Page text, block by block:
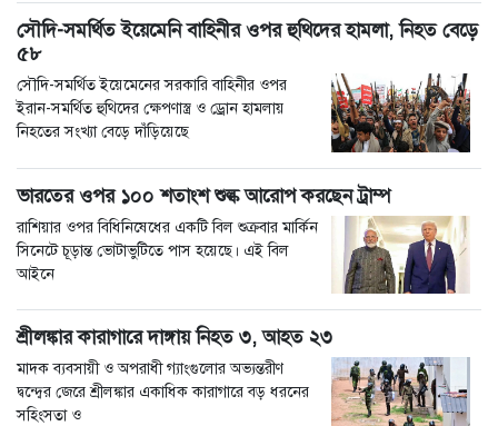
সৌদি-সমর্থিত ইয়েমেনি বাহিনীর ওপর হুথিদের হামলা, নিহত বেড়ে
৫৮
সৌদি-সমর্থিত ইয়েমেনের সরকারি বাহিনীর ওপর
ইরান-সমর্থিত হুথিদের ক্ষেপণাস্ত্র ও ড্রোন হামলায়
নিহতের সংখ্যা বেড়ে দাঁড়িয়েছে
ভারতের ওপর ১০০ শতাংশ শুল্ক আরোপ করছেন ট্রাম্প
রাশিয়ার ওপর বিধিনিষেধের একটি বিল শুক্রবার মার্কিন
সিনেটে চূড়ান্ত ভোটাভুটিতে পাস হয়েছে। এই বিল
আইনে
শ্রীলঙ্কার কারাগারে দাঙ্গায় নিহত ৩, আহত ২৩
মাদক ব্যবসায়ী ও অপরাধী গ্যাংগুলোর অভ্যন্তরীণ
দ্বন্দ্বের জেরে শ্রীলঙ্কার একাধিক কারাগারে বড় ধরনের
সহিংসতা ও